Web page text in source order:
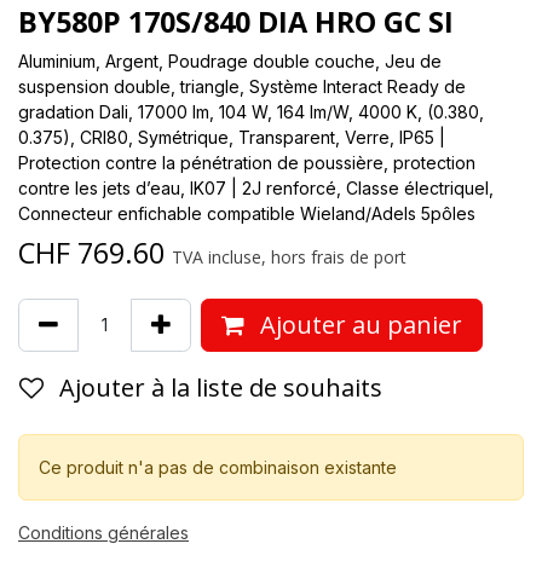
BY580P 170S/840 DIA HRO GC SI
Aluminium, Argent, Poudrage double couche, Jeu de
suspension double, triangle, Système Interact Ready de
gradation Dali, 17000 lm, 104 W, 164 lm/W, 4000 K, (0.380,
0.375), CRI80, Symétrique, Transparent, Verre, IP65 |
Protection contre la pénétration de poussière, protection
contre les jets d’eau, IK07 | 2J renforcé, Classe électriqueI,
Connecteur enfichable compatible Wieland/Adels 5pôles
CHF 769.60 TVA incluse, hors frais de port
Ajouter au panier
Ajouter à la liste de souhaits
Ce produit n'a pas de combinaison existante
Conditions générales